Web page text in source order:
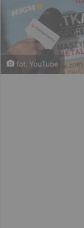
fot. YouTube